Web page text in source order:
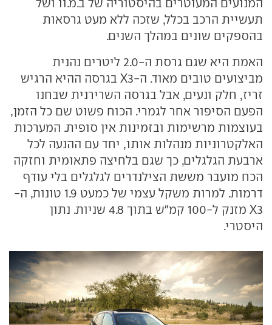
תעשיית הרכב בכלל, שזכה ללא מעט גרסאות
בהספקים שונים במהלך השנים.
האמת היא שגם גרסת ה-2.0 ליטרים נהנית
מביצועים טובים מאוד. ה-X3 בגרסה ההיא הרגיש
זריז, חלק ונעים, אבל בגרסה השרירנית שבחנו
הפעם הסיפור אחר לגמרי. הכוח פשוט שם כל הזמן,
בעוצמות מרשימות ובזמינות אין סופית. המערכות
האלקטרוניות מנהלות אותו, יחד עם ההנעה לכל
ארבעת הגלגלים, כך שגם בלחיצה פתאומית וחזקה
הכח מועבר מששת הצילנדרים לגלגלים בלי עודף
דרמות. למרות משקל עצמי של כמעט 1.9 טונות, ה-
X3 מזנק ל-100 קמ"ש בתוך 4.8 שניות. נתון
היסטרי.